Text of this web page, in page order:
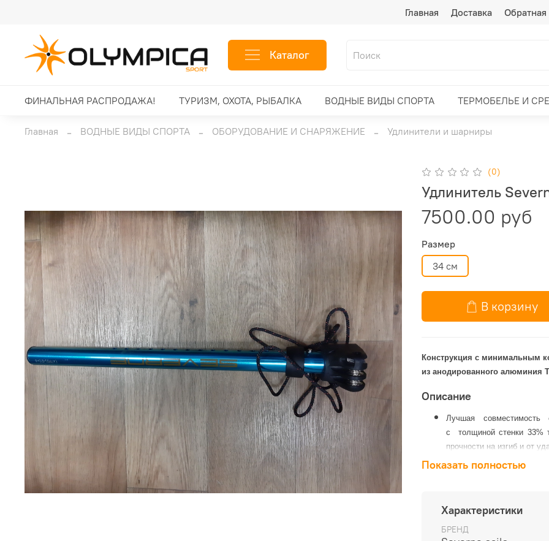
Главная Доставка Обратная
Каталог
ФИНАЛЬНАЯ РАСПРОДАЖА! ТУРИЗМ, ОХОТА, РЫБАЛКА ВОДНЫЕ ВИДЫ СПОРТА ТЕРМОБЕЛЬЕ И
Главная ВОДНЫЕ ВИДЫ СПОРТА ОБОРУДОВАНИЕ И СНАРЯЖЕНИЕ Удлинители и шарниры
(0)
Удлинитель
7500.00 руб
Размер
34 см
В корзину
Конструкция с минимальным
из анодированного алюминия
Описание
Лучшая
с толщиной стенки 33%
прочности на изгиб и от
Показать полностью
Характеристики
БРЕНД